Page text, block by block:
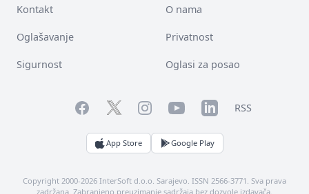
Kontakt O nama
Oglašavanje Privatnost
Sigurnost Oglasi za posao
FacebookTwitterInstagramYouTubeLinkedInRSS
App Store Google Play
Copyright 2000-2026 InterSoft d.o.o. Sarajevo. ISSN 2566-3771. Sva prava
zadržana. Zabranjeno preuzimanje sadržaja bez dozvole izdavača.